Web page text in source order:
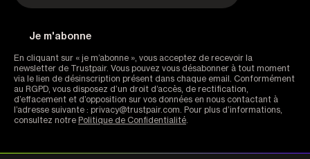
En cliquant sur « je m’abonne », vous acceptez de recevoir la
newsletter de Trustpair. Vous pouvez vous désabonner à tout moment
via le lien de désinscription présent dans chaque email. Conformément
au RGPD, vous disposez d’un droit d’accès, de rectification,
d’effacement et d’opposition sur vos données en nous contactant à
l’adresse suivante : privacy@trustpair.com. Pour plus d’informations,
consultez notre Politique de Confidentialité